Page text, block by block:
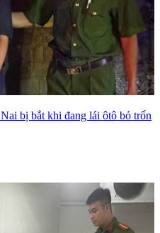
bị bắt khi đang lái ôtô bỏ trốn